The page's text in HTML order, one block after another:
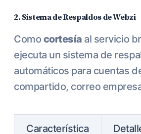
2. Sistema de Respaldos de Webzi
Como cortesía al servicio
ejecuta un sistema de
automáticos para cuentas
compartido, correo
Característica